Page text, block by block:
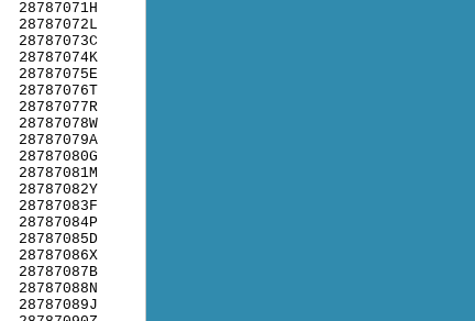
28787071H
28787072L
28787073C
28787074K
28787075E
28787076T
28787077R
28787078W
28787079A
28787080G
28787081M
28787082Y
28787083F
28787084P
28787085D
28787086X
28787087B
28787088N
28787089J